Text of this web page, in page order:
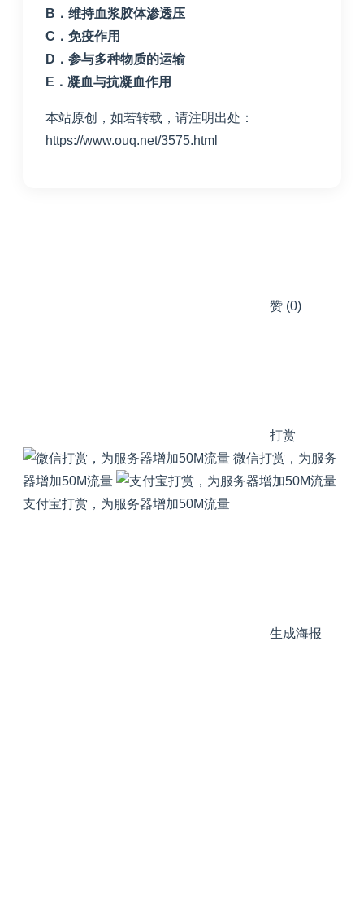
B ．维持血浆胶体渗透压
C ．免疫作用
D ．参与多种物质的运输
E ．凝血与抗凝血作用
本站原创，如若转载，请注明出处：
https://www.ouq.net/3575.html
赞 (0)
打赏
微信打赏，为服务
器增加50M流量
支付宝打赏，为服务器增加50M流量
生成海报